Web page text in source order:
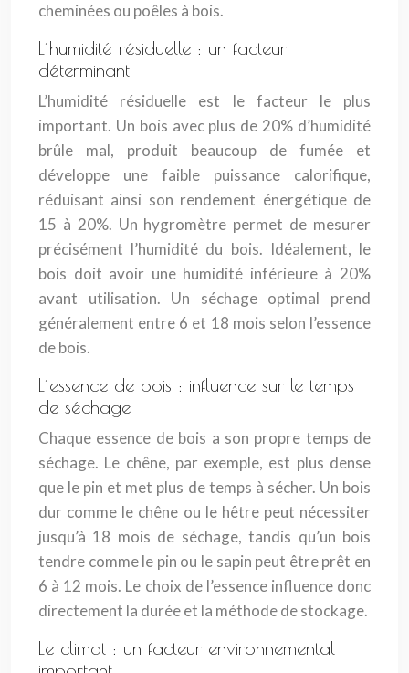
cheminées ou poêles à bois.
L’humidité résiduelle : un facteur
déterminant
L’humidité résiduelle est le facteur le plus
important. Un bois avec plus de 20% d’humidité
brûle mal, produit beaucoup de fumée et
développe une faible puissance calorifique,
réduisant ainsi son rendement énergétique de
15 à 20%. Un hygromètre permet de mesurer
précisément l’humidité du bois. Idéalement, le
bois doit avoir une humidité inférieure à 20%
avant utilisation. Un séchage optimal prend
généralement entre 6 et 18 mois selon l’essence
de bois.
L’essence de bois : influence sur le temps
de séchage
Chaque essence de bois a son propre temps de
séchage. Le chêne, par exemple, est plus dense
que le pin et met plus de temps à sécher. Un bois
dur comme le chêne ou le hêtre peut nécessiter
jusqu’à 18 mois de séchage, tandis qu’un bois
tendre comme le pin ou le sapin peut être prêt en
6 à 12 mois. Le choix de l’essence influence donc
directement la durée et la méthode de stockage.
Le climat : un facteur environnemental